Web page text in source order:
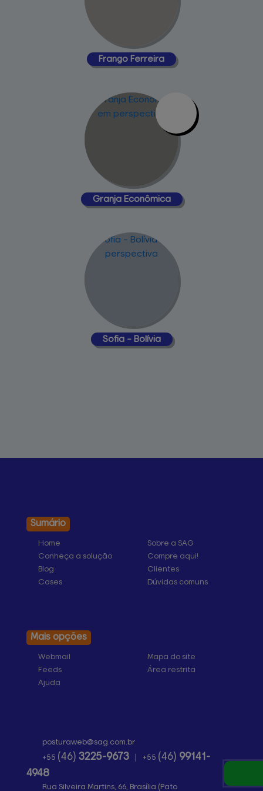
Frango Ferreira
Granja Econômica
Sofia – Bolívia
Sumário
Home
Conheça a solução
Blog
Cases
Sobre a SAG
Compre aqui!
Clientes
Dúvidas comuns
Mais opções
Webmail
Feeds
Ajuda
Mapa do site
Área restrita
posturaweb@sag.com.br
+55 (46) 3225-9673 +55 (46) 99141-
4948
Rua Silveira Martins, 66, Brasília (Pato